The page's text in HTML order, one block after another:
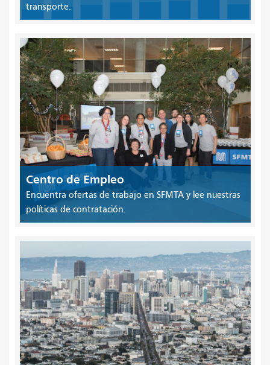
transporte.
Centro de Empleo
Encuentra ofertas de trabajo en SFMTA y lee nuestras
políticas de contratación.